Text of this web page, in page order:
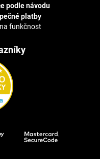
podle návodu
platby
na funkčnost